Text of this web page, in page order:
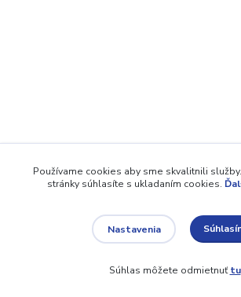
Používame cookies aby sme skvalitnili
stránky súhlasíte s ukladaním cookies.
Nastavenia
Súhlas môžete odmietnuťtu